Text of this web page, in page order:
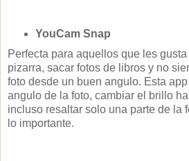
YouCam Snap
Perfecta para aquellos que les
pizarra, sacar fotos de libros y no
foto desde un buen angulo. Esta
angulo de la foto, cambiar el brillo
incluso resaltar solo una parte de la
lo importante.